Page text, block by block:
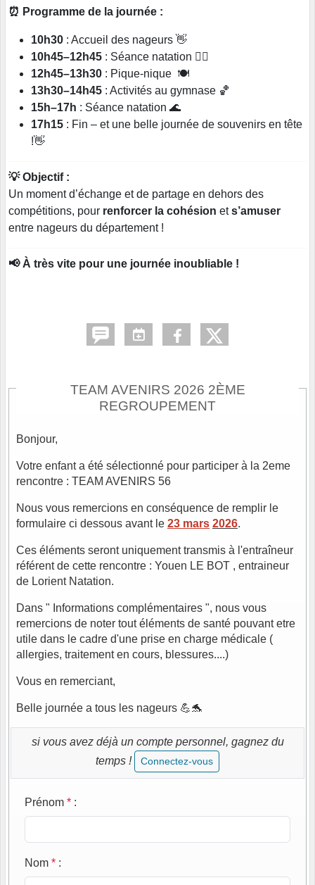
⏰ Programme de la journée :
10h30 : Accueil des nageurs 👋
10h45–12h45 : Séance natation 🏊‍♂️
12h45–13h30 : Pique-nique 🍽️
13h30–14h45 : Activités au gymnase 🏀
15h–17h : Séance natation 🌊
17h15 : Fin – et une belle journée de souvenirs en tête
!👋
💡 Objectif :
Un moment d’échange et de partage en dehors des
compétitions, pour renforcer la cohésion ets’amuser
entre nageurs du département !
📢 À très vite pour une journée inoubliable !
TEAM AVENIRS 2026 2ÈME
REGROUPEMENT
Bonjour,
Votre enfant a été sélectionné pour participer à la 2eme
rencontre : TEAM AVENIRS 56
Nous vous remercions en conséquence de remplir le
formulaire ci dessous avant le 23 mars 2026.
Ces éléments seront uniquement transmis à l'entraîneur
référent de cette rencontre : Youen LE BOT , entraineur
de Lorient Natation.
Dans " Informations complémentaires ", nous vous
remercions de noter tout éléments de santé pouvant etre
utile dans le cadre d'une prise en charge médicale (
allergies, traitement en cours, blessures....)
Vous en remerciant,
Belle journée a tous les nageurs 💪🐬
si vous avez déjà un compte personnel, gagnez du
temps !
Connectez-vous
Prénom * :
Nom * :